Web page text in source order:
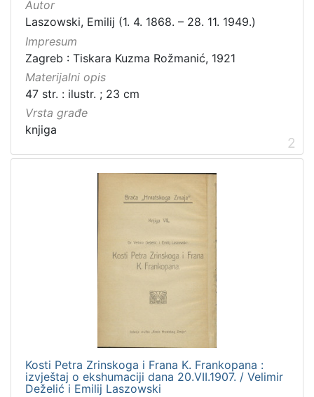
Autor
Laszowski, Emilij (1. 4. 1868. – 28. 11. 1949.)
Impresum
Zagreb : Tiskara Kuzma Rožmanić, 1921
Materijalni opis
47 str. : ilustr. ; 23 cm
Vrsta građe
knjiga
2
Kosti Petra Zrinskoga i Frana K. Frankopana :
izvještaj o ekshumaciji dana 20.VII.1907. / Velimir
Deželić i Emilij Laszowski